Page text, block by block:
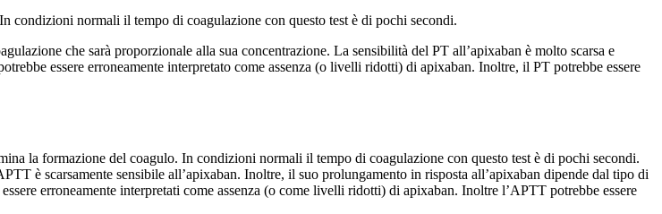
condizioni normali il tempo di coagulazione con questo test è di pochi secondi.
che sarà proporzionale alla sua concentrazione. La sensibilità del PT all’apixaban è molto scarsa e
essere erroneamente interpretato come assenza (o livelli ridotti) di apixaban. Inoltre, il PT potrebbe essere
la formazione del coagulo. In condizioni normali il tempo di coagulazione con questo test è di pochi secondi.
è scarsamente sensibile all’apixaban. Inoltre, il suo prolungamento in risposta all’apixaban dipende dal tipo di
erroneamente interpretati come assenza (o come livelli ridotti) di apixaban. Inoltre l’APTT potrebbe essere